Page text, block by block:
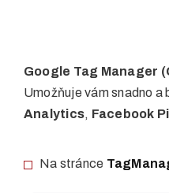
Google Tag Manager
Umožňuje vám snadno
Analytics, Facebook
Na stránce